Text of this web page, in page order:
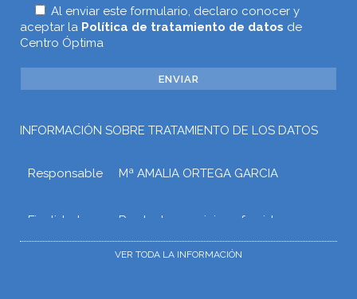
Al enviar este formulario, declaro conocer y
aceptar la Política de tratamiento de datos de
Centro Óptima
INFORMACIÓN SOBRE TRATAMIENTO DE LOS DATOS
Responsable Mª AMALIA ORTEGA GARCIA
Finalidad
Prestar los servicios ofrecidos a
tipos de relaciones que puedan
VER TODA LA INFORMACIÓN